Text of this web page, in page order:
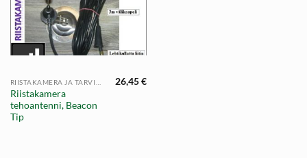
Riistakamera
tehoantenni, Beacon
Tip
26,45€